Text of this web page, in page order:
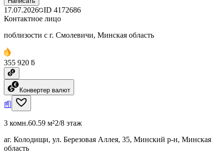
17.07.2026 ID 4172686
Контактное лицо
поблизости с г. Смолевичи, Минская область
355 920 ƃ
Конвертер валют
3 комн.60.59 м²2/8 этаж
аг. Колодищи, ул. Березовая Аллея, 35, Минский р-н, Минская
область